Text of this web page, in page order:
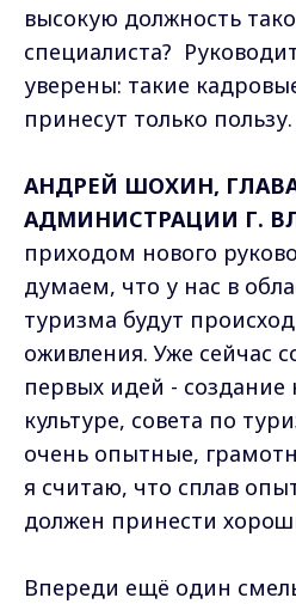
высокую должность
специалиста?
уверены: такие
принесут только пользу.
АНДРЕЙ ШОХИН,
АДМИНИСТРАЦИИ Г.
приходом нового
думаем, что у нас в
туризма будут
оживления. Уже сейчас
первых идей - создание
культуре, совета по
очень опытные,
я считаю, что сплав
должен принести
Впереди ещё один